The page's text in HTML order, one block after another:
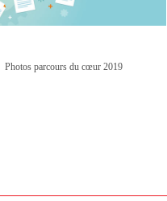
Photos parcours du cœur 2019